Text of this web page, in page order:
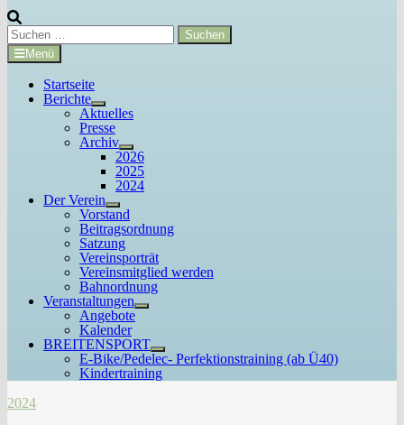
Suchen
nach:
Menü
Startseite
Berichte
Untermenü
anzeigen
Aktuelles
Presse
Archiv
Untermenü
anzeigen
2026
2025
2024
Der Verein
Untermenü
anzeigen
Vorstand
Beitragsordnung
Satzung
Vereinsporträt
Vereinsmitglied werden
Bahnordnung
Veranstaltungen
Untermenü
Angebote
Kalender
BREITENSPORT
Untermenü
anzeigen
E-Bike/Pedelec- Perfektionstraining (ab Ü40)
Kindertraining
2024